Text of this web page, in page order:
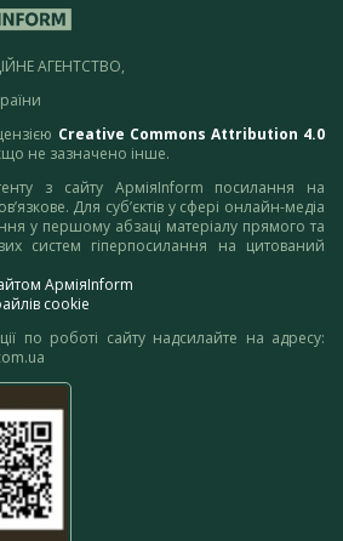
АГЕНТСТВО,
Creative Commons Attribution 4.0
не зазначено інше.
з сайту АрміяInform посилання на
Для суб’єктів у сфері онлайн-медіа
у першому абзаці матеріалу прямого та
систем гіперпосилання на цитований
АрміяInform
cookie
по роботі сайту надсилайте на адресу: